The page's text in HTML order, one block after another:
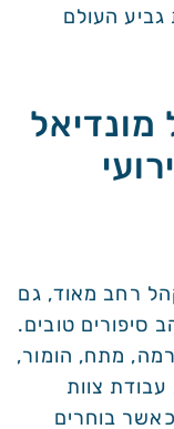
העולם
רחב מאוד, גם
סיפורים טובים.
מתח, הומור,
עבודת צוות
בוחרים